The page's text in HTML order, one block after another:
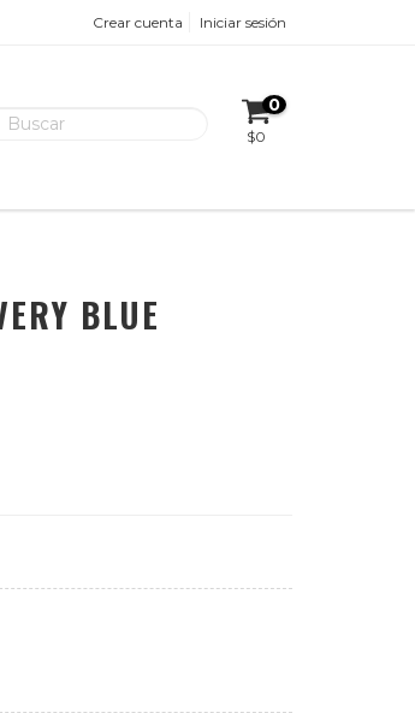
Crear cuenta Iniciar sesión
0
$0
BLUE